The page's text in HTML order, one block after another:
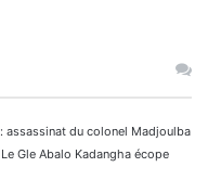
assassinat du colonel Madjoulba
Gle Abalo Kadangha écope